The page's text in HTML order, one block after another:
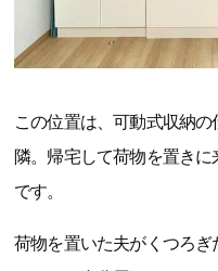
この位置は、可動式収納
隣。帰宅して荷物を置き
です。
荷物を置いた夫がくつろ